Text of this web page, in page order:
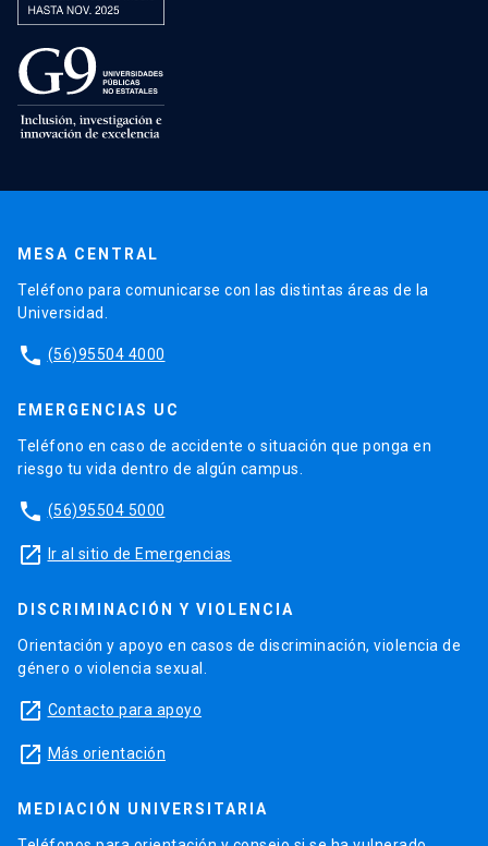
MESA CENTRAL
Teléfono para comunicarse con las distintas áreas de la
Universidad.
phone (56)95504 4000
EMERGENCIAS UC
Teléfono en caso de accidente o situación que ponga en
riesgo tu vida dentro de algún campus.
phone (56)95504 5000
launch Ir al sitio de Emergencias
DISCRIMINACIÓN Y VIOLENCIA
Orientación y apoyo en casos de discriminación, violencia de
género o violencia sexual.
launch Contacto para apoyo
launch Más orientación
MEDIACIÓN UNIVERSITARIA